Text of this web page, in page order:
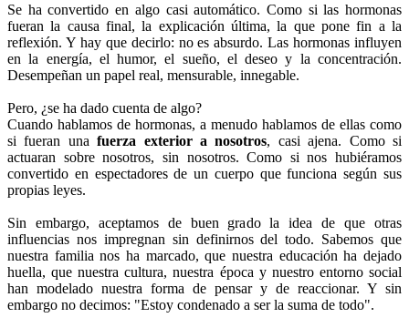
Se ha convertido en algo casi automático. Como si las hormonas
fueran la causa final, la explicación última, la que pone fin a la
reflexión. Y hay que decirlo: no es absurdo. Las hormonas influyen
en la energía, el humor, el sueño, el deseo y la concentración.
Desempeñan un papel real, mensurable, innegable.
Pero, ¿se ha dado cuenta de algo?
Cuando hablamos de hormonas, a menudo hablamos de ellas como
si fueran unafuerza exterior a nosotros, casi ajena. Como si
actuaran sobre nosotros, sin nosotros. Como si nos hubiéramos
convertido en espectadores de un cuerpo que funciona según sus
propias leyes.
Sin embargo, aceptamos de buen grado la idea de que otras
influencias nos impregnan sin definirnos del todo. Sabemos que
nuestra familia nos ha marcado, que nuestra educación ha dejado
huella, que nuestra cultura, nuestra época y nuestro entorno social
han modelado nuestra forma de pensar y de reaccionar. Y sin
embargo no decimos: "Estoy condenado a ser la suma de todo".